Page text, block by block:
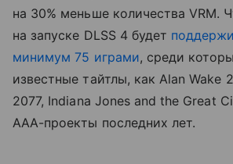
на 30% меньше количества VRM.
на запуске DLSS 4 будет
минимум 75 играми, среди
известные тайтлы, как Alan Wake
2077, Indiana Jones and the Great
ААА-проекты последних лет.